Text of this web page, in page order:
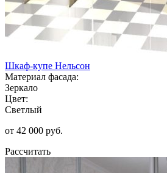
Шкаф-купе Нельсон
Материал фасада:
Зеркало
Цвет:
Светлый
от 42 000 руб.
Рассчитать